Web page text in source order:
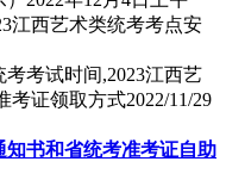
考考试时间,2023江西艺
考证领取方式2022/11/29
知书和省统考准考证自助